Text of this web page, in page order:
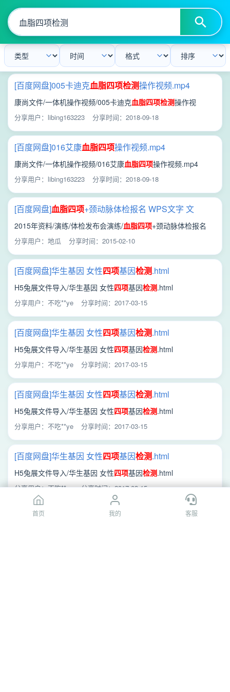
[百度网盘]005卡迪克血脂四项检测操作视频.mp4
康尚文件/一体机操作视频/005卡迪克血脂四项检测操作视
频.mp4
分享用户：libing163223 分享时间：2018-09-18
[百度网盘]016艾康血脂四项操作视频.mp4
康尚文件/一体机操作视频/016艾康血脂四项操作视频.mp4
分享用户：libing163223 分享时间：2018-09-18
[百度网盘]血脂四项+颈动脉体检报名 WPS文字 文
2015年资料/演练/体检发布会演练/血脂四项+颈动脉体检报名
WPS文字 文档.doc
分享用户：地瓜 分享时间：2015-02-10
[百度网盘]华生基因 女性四项基因检测.html
H5兔展文件导入/华生基因 女性四项基因检测.html
分享用户：不吃**ye 分享时间：2017-03-15
[百度网盘]华生基因 女性四项基因检测.html
H5兔展文件导入/华生基因 女性四项基因检测.html
分享用户：不吃**ye 分享时间：2017-03-15
[百度网盘]华生基因 女性四项基因检测.html
H5兔展文件导入/华生基因 女性四项基因检测.html
分享用户：不吃**ye 分享时间：2017-03-15
[百度网盘]华生基因 女性四项基因检测.html
H5兔展文件导入/华生基因 女性四项基因检测.html
分享用户：不吃**ye 分享时间：2017-03-15
[百度网盘]女性肿瘤 易感基因 17.06.15.ppt
首页 我的 客服
首页 我的 客服